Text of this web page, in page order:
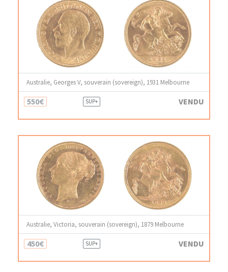
Australie, Georges V, souverain (sovereign), 1931 Melbourne
550€ SUP+ VENDU
Australie, Victoria, souverain (sovereign), 1879 Melbourne
450€ SUP+ VENDU